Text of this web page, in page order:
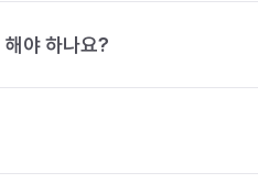
야 하나요?